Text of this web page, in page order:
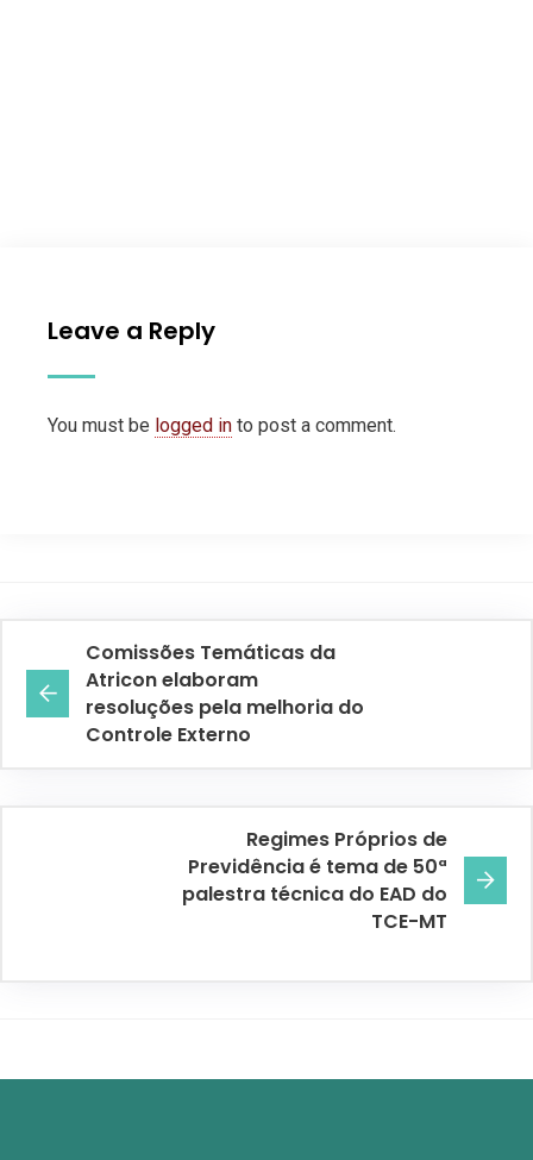
Leave a Reply
You must be logged in to post a comment.
Comissões Temáticas da
Atricon elaboram
resoluções pela melhoria do
Controle Externo
Regimes Próprios de
Previdência é tema de 50ª
palestra técnica do EAD do
TCE-MT